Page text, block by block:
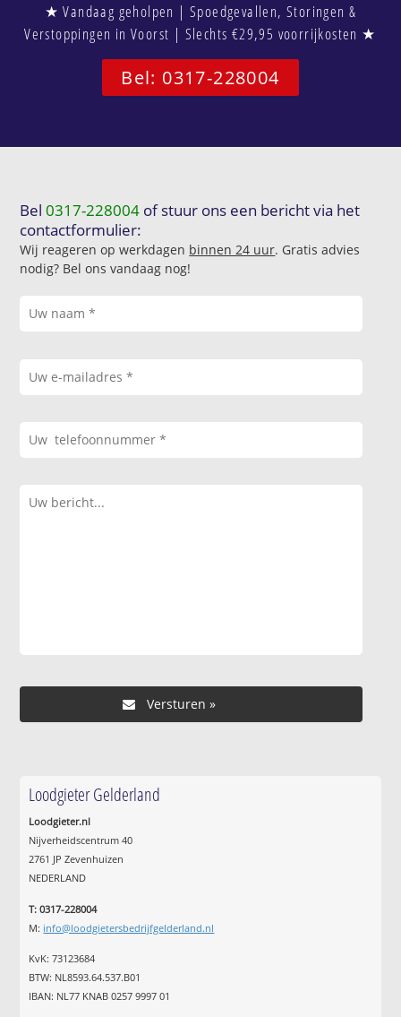
★ Vandaag geholpen | Spoedgevallen, Storingen &
Verstoppingen in Voorst | Slechts €29,95 voorrijkosten ★
Bel: 0317-228004
Bel0317-228004 of stuur ons een bericht via het
contactformulier:
Wij reageren op werkdagen binnen 24 uur. Gratis advies
nodig? Bel ons vandaag nog!
Loodgieter Gelderland
Loodgieter.nl
Nijverheidscentrum 40
2761 JP Zevenhuizen
NEDERLAND
T: 0317-228004
M: info@loodgietersbedrijfgelderland.nl
KvK: 73123684
BTW: NL8593.64.537.B01
IBAN: NL77 KNAB 0257 9997 01